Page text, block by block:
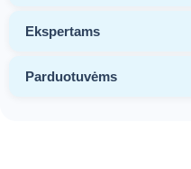
Ekspertams
Parduotuvėms